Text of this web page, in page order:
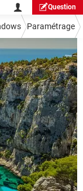
Question
Paramétrage